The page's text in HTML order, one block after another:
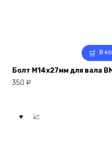
В
Болт M14x27мм для вала
350 ₽